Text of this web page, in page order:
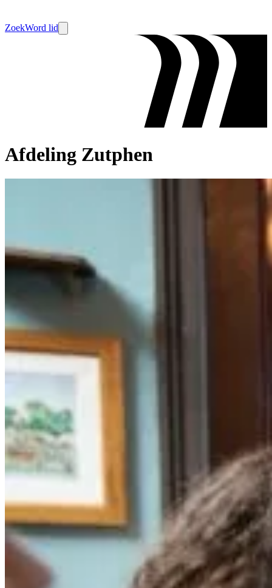
ZoekWord lid
Afdeling Zutphen